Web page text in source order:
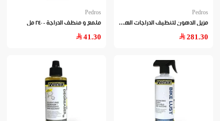
Pedros
مزي
ل الدهون لتنظيف الدراجات الهوائية
281.30
Pedros
ملمع و منظف الدراجة - ٢٤٠ مل
41.30